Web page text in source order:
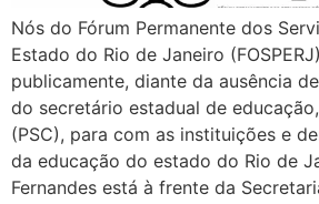
Nós do Fórum Permanente dos
Estado do Rio de Janeiro
publicamente, diante da ausência
do secretário estadual de
(PSC), para com as instituições e
da educação do estado do Rio de
Fernandes está à frente da